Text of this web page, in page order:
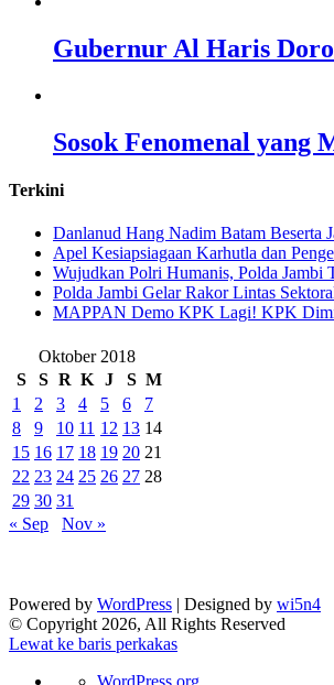
Gubernur Al Haris
Sosok Fenomenal yang
Terkini
Danlanud Hang Nadim Batam Beserta
Apel Kesiapsiagaan Karhutla dan
Wujudkan Polri Humanis, Polda Jambi
Polda Jambi Gelar Rakor Lintas
‎MAPPAN Demo KPK Lagi! KPK
Oktober 2018
S
S R K J S M
1
2 3 4 5 6
7
8
9 10 11 12 13 14
15 16 17 18 19 20 21
22 23 24 25 26 27 28
29 30 31
« Sep
Nov »
Powered by WordPress | Designed by wi5n4
© Copyright 2026, All Rights Reserved
Lewat ke baris perkakas
TentangWordPress.org